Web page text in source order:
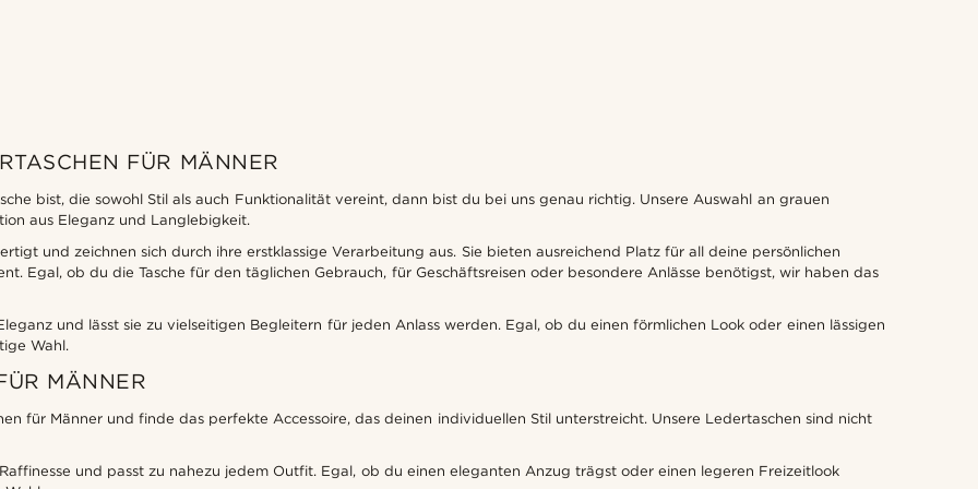
FÜR MÄNNER
bist, die sowohl Stil als auch Funktionalität vereint, dann bist du bei uns genau richtig. Unsere Auswahl an grauen
aus Eleganz und Langlebigkeit.
und zeichnen sich durch ihre erstklassige Verarbeitung aus. Sie bieten ausreichend Platz für all deine persönlichen
Egal, ob du die Tasche für den täglichen Gebrauch, für Geschäftsreisen oder besondere Anlässe benötigst, wir haben das
und lässt sie zu vielseitigen Begleitern für jeden Anlass werden. Egal, ob du einen förmlichen Look oder einen lässigen
Wahl.
MÄNNER
für Männer und finde das perfekte Accessoire, das deinen individuellen Stil unterstreicht. Unsere Ledertaschen sind nicht
und passt zu nahezu jedem Outfit. Egal, ob du einen eleganten Anzug trägst oder einen legeren Freizeitlook